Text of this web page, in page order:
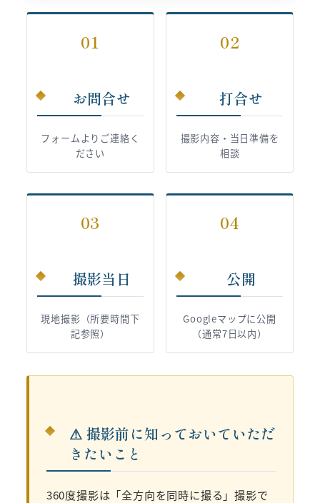
01
お問合せ
フォームよりご連絡く
ださい
02
打合せ
撮影内容・当日準備を
相談
03
撮影当日
現地撮影（所要時間下
記参照）
04
公開
Googleマップに公開
（通常7日以内）
⚠ 撮影前に知っておいていただ
きたいこと
360度撮影は「全方向を同時に撮る」撮影で